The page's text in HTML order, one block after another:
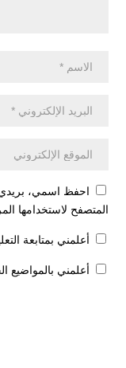
احفظ اسمي، بريدي
المتصفح لاستخدامها
أعلمني بمتابعة
أعلمني بالمواضيع